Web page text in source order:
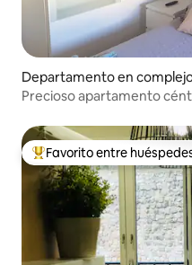
Departamento en
Precioso apartamento
Favorito entre los
Favorito entre